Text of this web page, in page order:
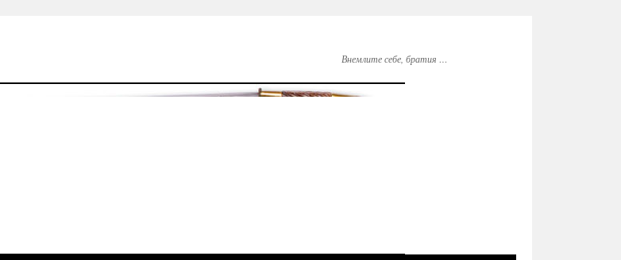
Внемлите себе, братия …